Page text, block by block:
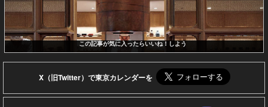
この記事が気に入ったらいいね！しよう
X（旧Twitter）で東京カレンダーを